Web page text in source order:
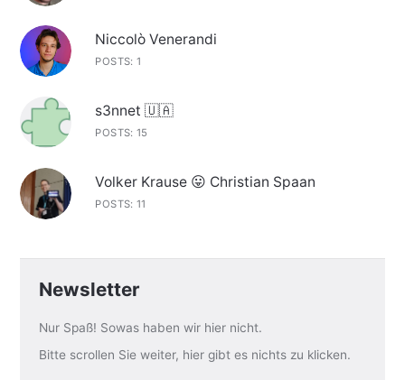
Niccolò Venerandi
POSTS: 1
s3nnet 🇺🇦
POSTS: 15
Volker Krause 😛 Christian Spaan
POSTS: 11
Newsletter
Nur Spaß! Sowas haben wir hier nicht.
Bitte scrollen Sie weiter, hier gibt es nichts zu klicken.